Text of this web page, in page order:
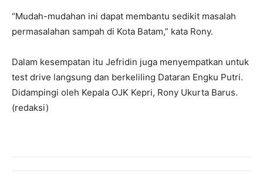
“Mudah-mudahan ini dapat membantu sedikit masalah
permasalahan sampah di Kota Batam,” kata Rony.
Dalam kesempatan itu Jefridin juga menyempatkan untuk
test drive langsung dan berkeliling Dataran Engku Putri.
Didampingi oleh Kepala OJK Kepri, Rony Ukurta Barus.
(redaksi)